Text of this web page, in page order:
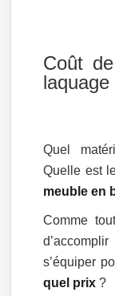
Coût
Quel
Quelle est
meuble en
Comme
s’équiper
quel prix ?